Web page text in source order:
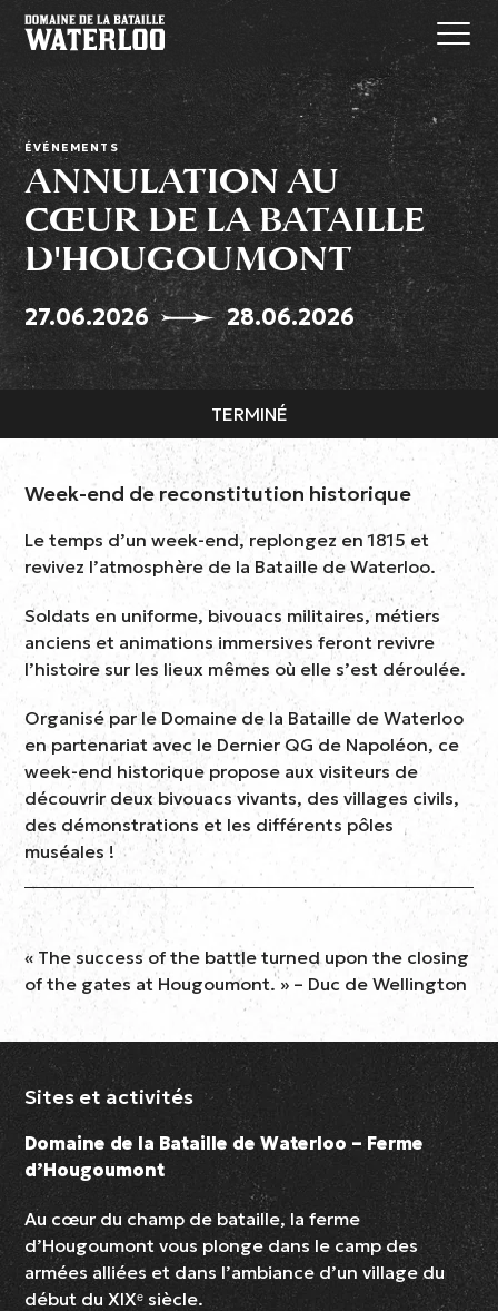
ÉVÉNEMENTS
ANNULATION AU
CŒUR DE LA BATAILLE
D'HOUGOUMONT
27.06.2026 28.06.2026
TERMINÉ
Week-end de reconstitution historique
Le temps d’un week-end, replongez en 1815 et
revivez l’atmosphère de la Bataille de Waterloo.
Soldats en uniforme, bivouacs militaires, métiers
anciens et animations immersives feront revivre
l’histoire sur les lieux mêmes où elle s’est déroulée.
Organisé par le Domaine de la Bataille de Waterloo
en partenariat avec le Dernier QG de Napoléon, ce
week-end historique propose aux visiteurs de
découvrir deux bivouacs vivants, des villages civils,
des démonstrations et les différents pôles
muséales !
« The success of the battle turned upon the closing
of the gates at Hougoumont. » – Duc de Wellington
Sites et activités
Domaine de la Bataille de Waterloo – Ferme
d’Hougoumont
Au cœur du champ de bataille, la ferme
d’Hougoumont vous plonge dans le camp des
armées alliées et dans l’ambiance d’un village du
début du XIXᵉ siècle.